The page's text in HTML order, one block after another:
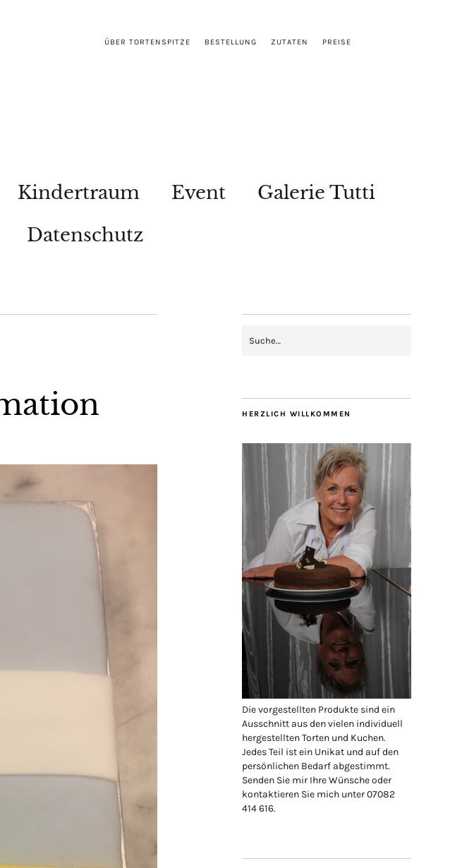
ÜBER TORTENSPITZE BESTELLUNG ZUTATEN PREISE
Kindertraum Event
Galerie Tutti
Datenschutz
HERZLICH WILLKOMMEN
Die vorgestellten Produkte sind ein
Ausschnitt aus den vielen individuell
hergestellten Torten und Kuchen.
Jedes Teil ist ein Unikat und auf den
persönlichen Bedarf abgestimmt.
Senden Sie mir Ihre Wünsche oder
kontaktieren Sie mich unter 07082
414 616.